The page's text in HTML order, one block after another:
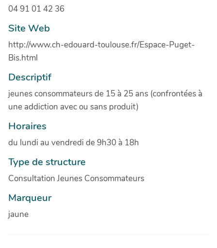
04 91 01 42 36
Site Web
http://www.ch-edouard-toulouse.fr/Espace-Puget-
Bis.html
Descriptif
jeunes consommateurs de 15 à 25 ans (confrontées à
une addiction avec ou sans produit)
Horaires
du lundi au vendredi de 9h30 à 18h
Type de structure
Consultation Jeunes Consommateurs
Marqueur
jaune